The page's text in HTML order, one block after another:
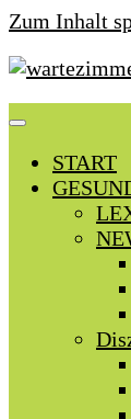
Zum Inhalt
START